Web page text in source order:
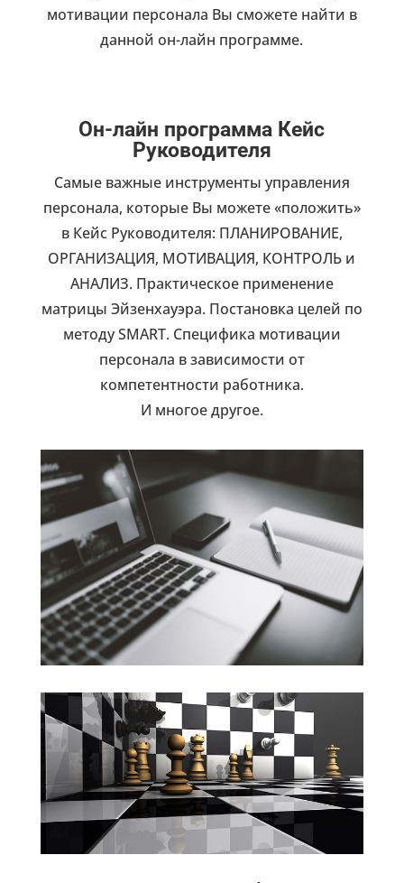
мотивации персонала Вы сможете найти в
данной он-лайн программе.
Он-лайн программа Кейс
Руководителя
Самые важные инструменты управления
персонала, которые Вы можете «положить»
в Кейс Руководителя: ПЛАНИРОВАНИЕ,
ОРГАНИЗАЦИЯ, МОТИВАЦИЯ, КОНТРОЛЬ и
АНАЛИЗ. Практическое применение
матрицы Эйзенхауэра. Постановка целей по
методу SMART. Специфика мотивации
персонала в зависимости от
компетентности работника.
И многое другое.